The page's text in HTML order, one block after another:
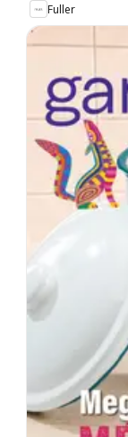
Fuller